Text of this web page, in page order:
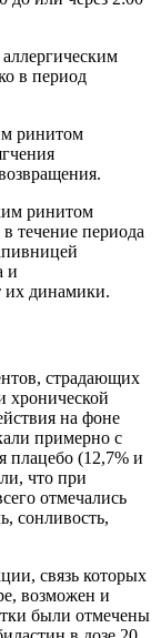
в период
ринитом
ринитом
течение периода
и
их динамики.
страдающих
хронической
на фоне
примерно с
плацебо (12,7% и
что при
отмечались
сонливость,
связь которых
возможен и
были отмечены